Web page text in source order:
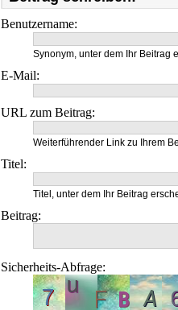
Benutzername:
Synonym, unter dem Ihr Beitrag
E-Mail:
URL zum Beitrag:
Weiterführender Link zu Ihrem
Titel:
Titel, unter dem Ihr Beitrag
Beitrag:
Sicherheits-Abfrage: